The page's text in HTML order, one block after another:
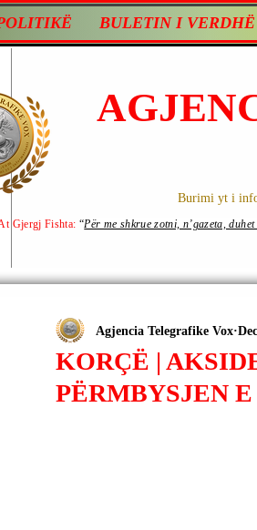
BULETIN I VERDHË
Burimi yt i
Gjergj Fishta: “Për me shkrue zotni, n’gazeta,
KORÇË |
PËRMBYSJEN
Agjencia Telegrafike Vox